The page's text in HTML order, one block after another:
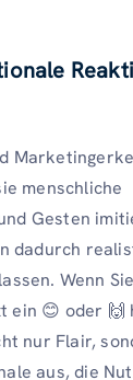
menschliche
Gesten
dadurch
Wenn
ein 😊 oder 🙌
nur Flair,
aus, die